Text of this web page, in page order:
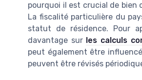
pourquoi il est crucial de bien
La fiscalité particulière du
statut de résidence. Pour
davantage sur les calculs
peut également être
peuvent être révisés